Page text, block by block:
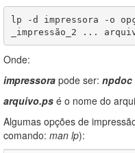
lp -d impressora -o
_impressão_2 ...
Onde:
impressora pode ser: npdoc
arquivo.ps é o nome do
Algumas opções de
comando: man lp):